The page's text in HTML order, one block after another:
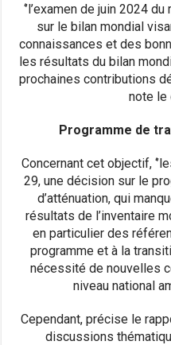
‘’l’examen de juin 2024
sur le bilan mondial
connaissances et des
les résultats du bilan
prochaines contributions
note le
Programme de
Concernant cet objectif,
29, une décision sur le
d’atténuation, qui
résultats de l’inventaire
en particulier des
programme et à la
nécessité de nouvelles
niveau national
Cependant, précise le
discussions